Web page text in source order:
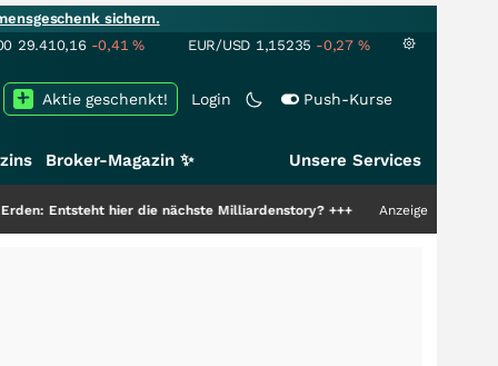
sichern.
29.410,16 -0,41% EUR/USD 1,15235 -0,27 %
Login Push-Kurse
Aktie geschenkt!
Broker-Magazin ✨ Unsere Services
die nächste Milliardenstory?+++ Anzeige